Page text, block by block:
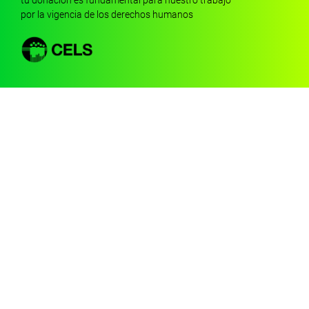
por la vigencia de los derechos humanos